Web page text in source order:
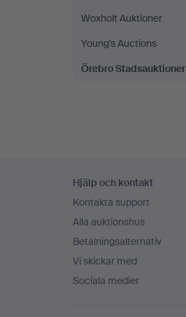
Woxholt Auktioner
Young's Auctions
Örebro Stadsauktioner
Hjälp och kontakt
Kontakta support
Alla auktionshus
Betalningsalternativ
Vi skickar med
Sociala medier